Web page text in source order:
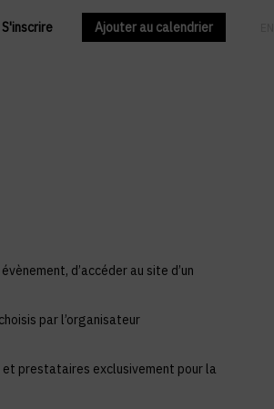
S'inscrire Ajouter au calendrier
d’accéder au site d’un
par l’organisateur
et prestataires exclusivement pour la